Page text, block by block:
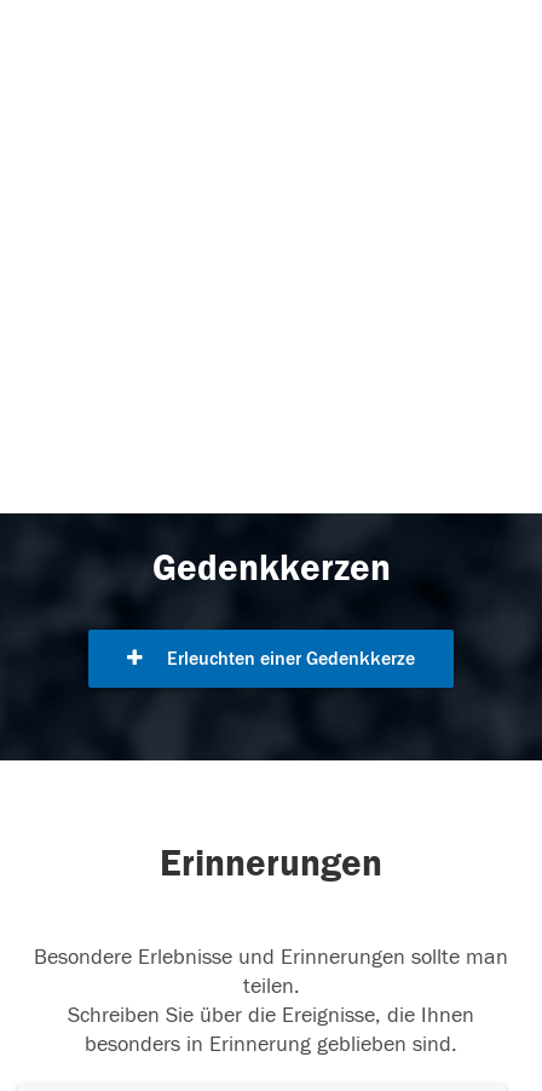
Gedenkkerzen
Erleuchten einer Gedenkkerze
Erinnerungen
Besondere Erlebnisse und Erinnerungen sollte man
teilen.
Schreiben Sie über die Ereignisse, die Ihnen
besonders in Erinnerung geblieben sind.